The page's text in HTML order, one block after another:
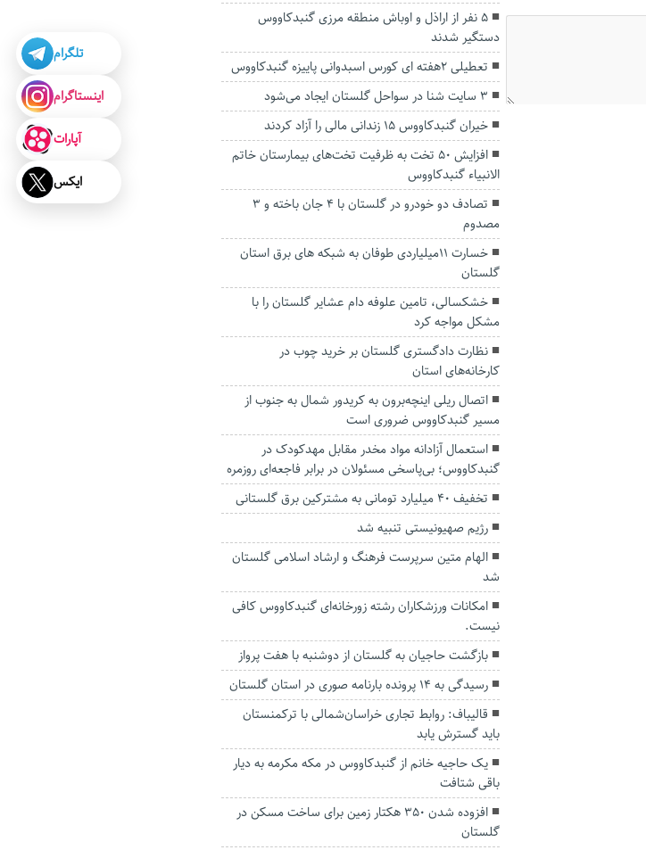
۵ نفر از اراذل و اوباش منطقه مرزی گنبدکاووس
دستگیر شدند
تعطیلی 2هفته ای کورس اسبدوانی پاییزه گنبدکاووس
۳ سایت شنا در سواحل گلستان ایجاد می‌شود
خیران گنبدکاووس ۱۵ زندانی مالی را آزاد کردند
افزایش ۵۰ تخت به ظرفیت تخت‌های بیمارستان خاتم
الانبیاء گنبدکاووس
تصادف دو خودرو در گلستان با ۴ جان باخته و ۳
مصدوم
خسارت ۱۱میلیاردی طوفان به شبکه های برق استان
گلستان
خشکسالی، تامین علوفه دام عشایر گلستان را با
مشکل مواجه کرد
نظارت دادگستری گلستان بر خرید چوب در
کارخانه‌های استان
اتصال ریلی اینچه‌برون به کریدور شمال به جنوب از
مسیر گنبدکاووس ضروری است
استعمال آزادانه مواد مخدر مقابل مهدکودک در
گنبدکاووس؛ بی‌پاسخی مسئولان در برابر فاجعه‌ای روزمره
تخفیف ۴۰ میلیارد تومانی به مشترکین برق گلستانی
رژیم صهیونیستی تنبیه شد
الهام متین سرپرست فرهنگ و ارشاد اسلامی گلستان
شد
امکانات ورزشکاران رشته زورخانه‌ای گنبدکاووس کافی
نیست.
بازگشت حاجیان به گلستان از دوشنبه با هفت پرواز
رسیدگی به ۱۴ پرونده بارنامه صوری در استان گلستان
قالیباف: روابط تجاری خراسان‌شمالی با ترکمنستان
باید گسترش یابد
یک حاجیه خانم از گنبدکاووس در مکه مکرمه به دیار
باقی شتافت
افزوده شدن ۳۵۰ هکتار زمین برای ساخت مسکن در
گلستان
تلگرام
اینستاگرام
آپارات
ایکس